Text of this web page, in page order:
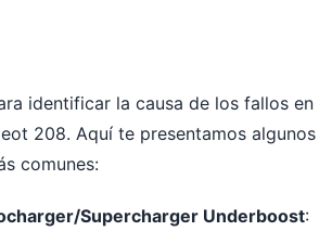
identificar la causa de los fallos en
208. Aquí te presentamos algunos
comunes:
Supercharger Underboost: